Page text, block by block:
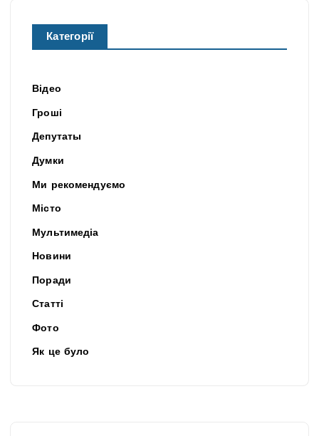
Категорії
Відео
Гроші
Депутаты
Думки
Ми рекомендуємо
Місто
Мультимедіа
Новини
Поради
Статті
Фото
Як це було